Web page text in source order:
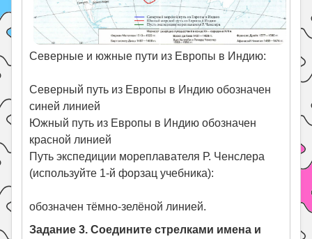
Северные и южные пути из Европы в Индию:
Северный путь из Европы в Индию обозначен
синей линией
Южный путь из Европы в Индию обозначен
красной линией
Путь экспедиции мореплавателя Р. Ченслера
(используйте 1-й форзац учебника):
обозначен тёмно-зелёной линией.
Задание 3. Соедините стрелками имена и